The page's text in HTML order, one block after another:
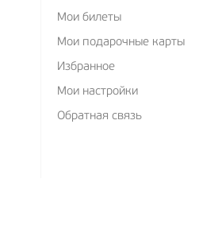
Мои билеты
Мои подарочные карты
Избранное
Мои настройки
Обратная связь